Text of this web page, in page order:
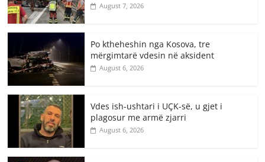
August 7, 2026
Po ktheheshin nga Kosova, tre
mërgimtarë vdesin në aksident
August 6, 2026
Vdes ish-ushtari i UÇK-së, u gjet i
plagosur me armë zjarri
August 6, 2026